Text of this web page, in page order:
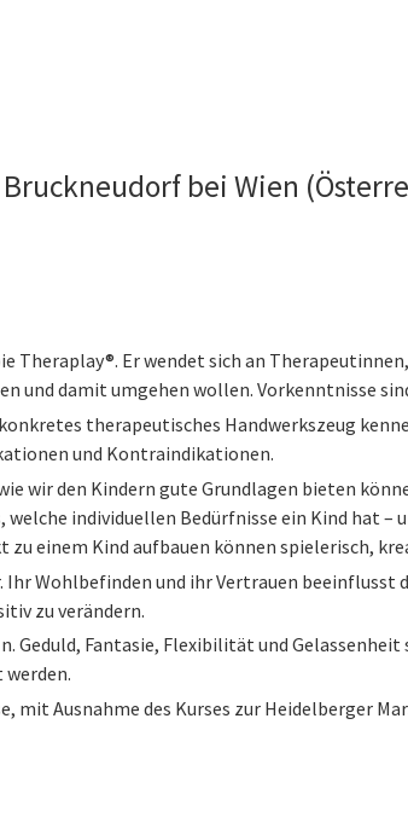
bei Wien
Er wendet sich an
und damit umgehen wollen. Vorkenntnisse
therapeutisches Handwerkszeug
und Kontraindikationen.
wir den Kindern gute Grundlagen bieten
individuellen Bedürfnisse ein Kind hat –
einem Kind aufbauen können spielerisch,
Wohlbefinden und ihr Vertrauen beeinflusst
zu verändern.
Fantasie, Flexibilität und
mit Ausnahme des Kurses zur Heidelberger